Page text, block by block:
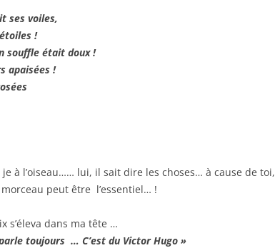
ses voiles,
!
souffle était doux !
apaisées !
à l’oiseau…… lui, il sait dire les choses… à cause de toi,
morceau peut être l’essentiel… !
s’éleva dans ma tête …
toujours … C’est du Victor Hugo »